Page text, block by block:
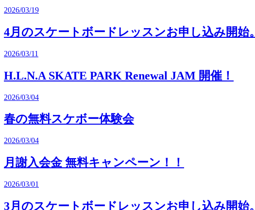
2026/03/19
4月のスケートボードレッスンお申し込み開始。
2026/03/11
H.L.N.A SKATE PARK Renewal JAM 開催！
2026/03/04
春の無料スケボー体験会
2026/03/04
月謝入会金 無料キャンペーン！！
2026/03/01
3月のスケートボードレッスンお申し込み開始。